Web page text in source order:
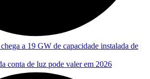
a 19 GW de capacidade instalada de
conta de luz pode valer em 2026